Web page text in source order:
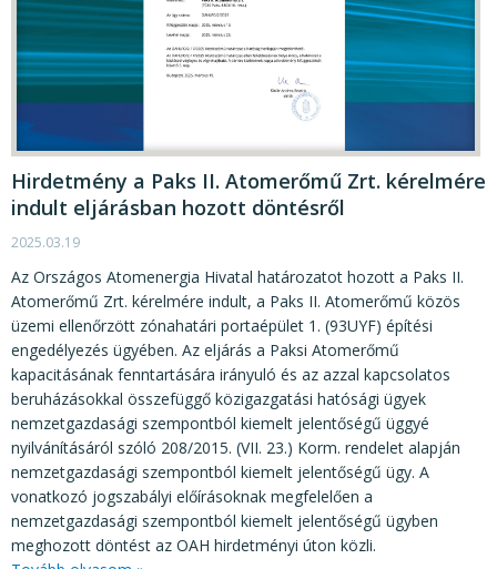
Hirdetmény a Paks II. Atomerőmű Zrt. kérelmére
indult eljárásban hozott döntésről
2025.03.19
Az Országos Atomenergia Hivatal határozatot hozott a Paks II.
Atomerőmű Zrt. kérelmére indult, a Paks II. Atomerőmű közös
üzemi ellenőrzött zónahatári portaépület 1. (93UYF) építési
engedélyezés ügyében. Az eljárás a Paksi Atomerőmű
kapacitásának fenntartására irányuló és az azzal kapcsolatos
beruházásokkal összefüggő közigazgatási hatósági ügyek
nemzetgazdasági szempontból kiemelt jelentőségű üggyé
nyilvánításáról szóló 208/2015. (VII. 23.) Korm. rendelet alapján
nemzetgazdasági szempontból kiemelt jelentőségű ügy. A
vonatkozó jogszabályi előírásoknak megfelelően a
nemzetgazdasági szempontból kiemelt jelentőségű ügyben
meghozott döntést az OAH hirdetményi úton közli.